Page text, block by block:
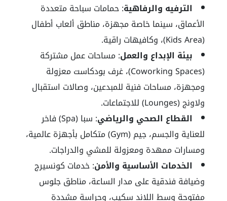
الترفيه والرفاهية: حمامات سباحة متعددة
الأعماق، سينما خاصة مجهزة، مناطق ألعاب أطفال
(Kids Area)، وكافيهات راقية.
بيئة الإبداع والعمل: مساحات عمل مشتركة
(Coworking Spaces)، غرف بودكاست معزولة
ومجهزة، مساحات فنية للمبدعين، وصالات استقبال
ولاونج (Lounges) للاجتماعات.
القطاع الصحي والرياضي
: سبا (Spa) فاخر
للعناية والجسم، جيم (Gym) متكامل بأجهزة عالمية،
ومسارات ممهدة ومعزولة للمشي والدراجات.
الخدمات الأساسية والأمن: خدمات كونسيرج
وضيافة فندقية على مدار الساعة، مناطق جلوس
مفتوحة وسط اللاند سكيب، وحراسة مشددة